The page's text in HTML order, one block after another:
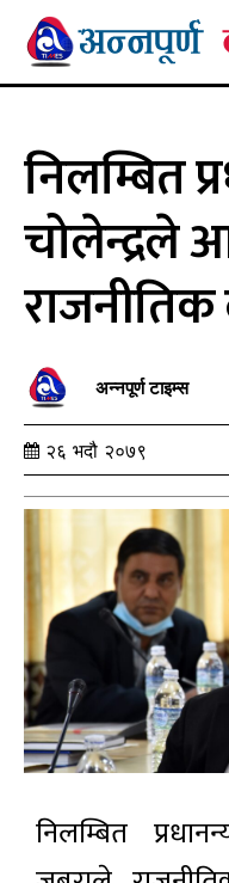
निलम्बित
चोलेन्द्रले
अन्नपूर्ण टाइम्स
२६ भदौ २०७९
निलम्बित